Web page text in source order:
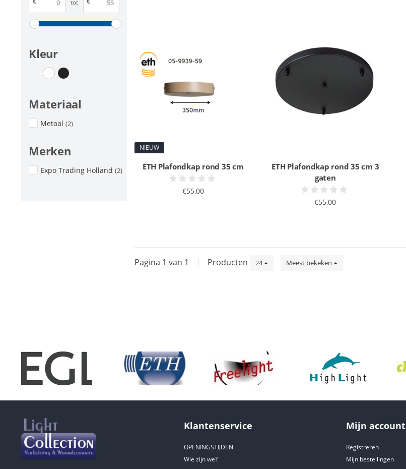
tot
Kleur
Materiaal
Metaal (2)
Merken
Expo Trading Holland (2)
NIEUW
ETH Plafondkap rond 35 cm
€55,00
ETH Plafondkap rond 35 cm 3
gaten
€55,00
Pagina 1 van 1 | Producten 24 Meest bekeken
Klantenservice
OPENINGSTIJDEN
Wie zijn we?
Mijn account
Registreren
Mijn bestellingen